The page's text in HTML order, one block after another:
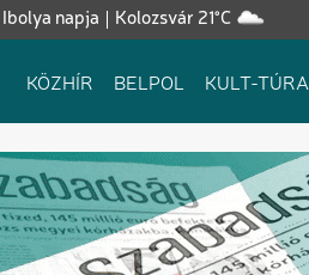
Kolozsvár 21°C
napja
Fő
KÖZHÍR BELPOL KULT-TÚRA